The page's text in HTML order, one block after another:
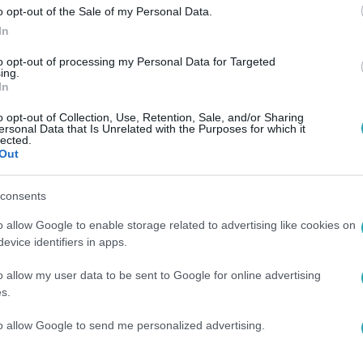
opt-out of the Sale of my Personal Data.
opt-out of processing my Personal Data for Targeted
opt-out of Collection, Use, Retention, Sale, and/or Sharing
Data that Is Unrelated with the Purposes for which it
allow Google to enable storage related to advertising like cookies on
identifiers in apps.
allow my user data to be sent to Google for online advertising
allow Google to send me personalized advertising.
kér a polgármester az otthon
lakáshitelt vesz fel
igényeltek lakáshitelt, de csak 17 ezren vették fel a 3%-os
Vikiék építkezése: ezt gondolja erről
Feng Ya Ou építkezése folyamatosan csúszik, az